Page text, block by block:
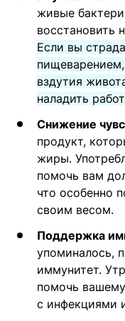
живые
восстановить
Если вы
вздутия
наладить
Снижение
продукт,
жиры.
помочь вам
что особенно
своим весом.
Поддержка
упоминалось,
иммунитет.
помочь
с инфекциями